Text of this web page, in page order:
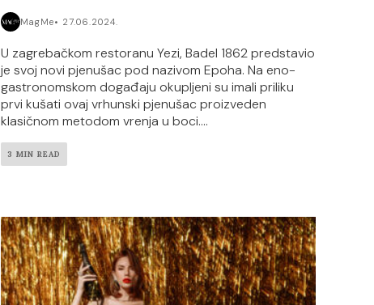
MagMe 27.06.2024.
U zagrebačkom restoranu Yezi, Badel 1862 predstavio
je svoj novi pjenušac pod nazivom Epoha. Na eno-
gastronomskom događaju okupljeni su imali priliku
prvi kušati ovaj vrhunski pjenušac proizveden
klasičnom metodom vrenja u boci....
3 MIN READ